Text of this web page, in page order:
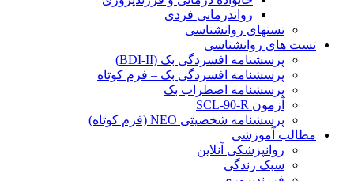
رواندرمانی فردی
تستهای روانشناسی
تست های روانشناسی
پرسشنامه افسردگی بک (BDI-II)
پرسشنامه افسردگی بک – فرم کوتاه
پرسشنامه اضطراب بک
آزمون SCL-90-R
پرسشنامه شخصیتی NEO (فرم کوتاه)
مطالب آموزشی
روانپزشکی آنلاین
سبک زندگی